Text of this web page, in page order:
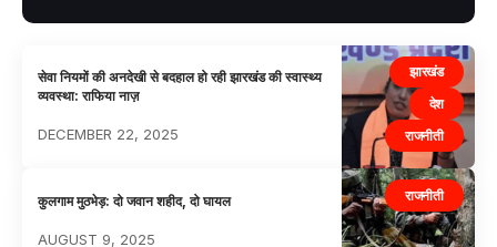
झारखंड
देश
राजनीती
सेवा नियमों की अनदेखी से बदहाल हो रही झारखंड की स्वास्थ्य
व्यवस्था: राफिया नाज़
DECEMBER 22, 2025
राजनीती
कुलगाम मुठभेड़: दो जवान शहीद, दो घायल
AUGUST 9, 2025